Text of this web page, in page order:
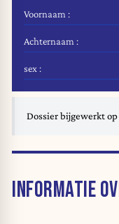
Voornaam :
Achternaam :
sex :
Dossier bijgewerkt op
INFORMATIE